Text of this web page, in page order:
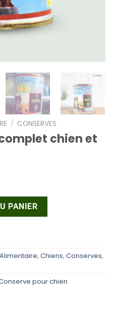
/ CONSERVES
chien et
complet chien et chat
PANIER
Alimentaire, Chiens, Conserves,
pour chien